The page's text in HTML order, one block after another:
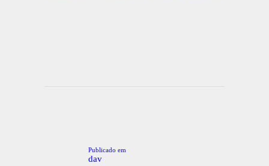
Publicado em
dav